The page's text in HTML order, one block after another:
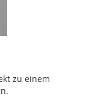
zu einem